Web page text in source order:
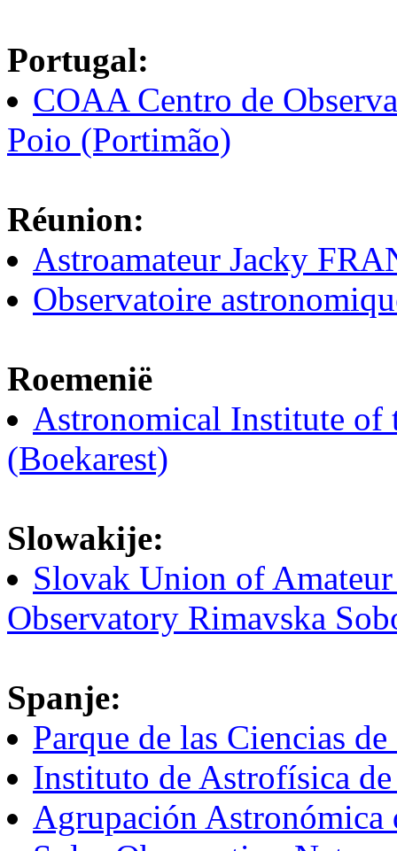
Portugal:
COAA Centro de
Poio (Portimão)
Réunion:
Astroamateur Jacky
Observatoire
Roemenië
Astronomical Institute of
(Boekarest)
Slowakije:
Slovak Union of
Observatory Rimavska
Spanje:
Parque de las Ciencias de
Instituto de Astrofísica
Agrupación Astronómica